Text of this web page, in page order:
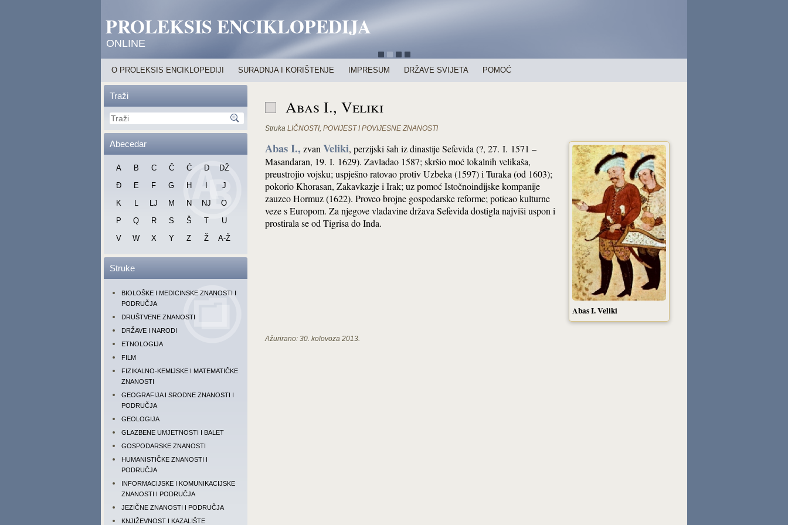
PROLEKSIS ENCIKLOPEDIJA
ONLINE
O PROLEKSIS ENCIKLOPEDIJI SURADNJA I KORIŠTENJE IMPRESUM DRŽAVE SVIJETA POMOĆ
Traži
Abecedar
A B C Č Ć D
DŽ
Đ
E F G H
J
K
L LJ M N NJ
O
P
Q R S Š T
U
V
W X Y Z Ž A-Ž
Struke
BIOLOŠKE I MEDICINSKE ZNANOSTI I
PODRUČJA
DRUŠTVENE ZNANOSTI
DRŽAVE I NARODI
ETNOLOGIJA
FILM
FIZIKALNO-KEMIJSKE I MATEMATIČKE
ZNANOSTI
GEOGRAFIJA I SRODNE ZNANOSTI I
PODRUČJA
GEOLOGIJA
GLAZBENE UMJETNOSTI I BALET
GOSPODARSKE ZNANOSTI
HUMANISTIČKE ZNANOSTI I
PODRUČJA
INFORMACIJSKE I KOMUNIKACIJSKE
ZNANOSTI I PODRUČJA
JEZIČNE ZNANOSTI I PODRUČJA
KNJIŽEVNOST I KAZALIŠTE
Abas I., Veliki
Struka LIČNOSTI, POVIJEST I POVIJESNE ZNANOSTI
Abas I. Veliki
Abas I., zvan Veliki, perzijski šah iz dinastije Sefevida (?, 27. I. 1571 –
Masandaran, 19. I. 1629). Zavladao 1587; skršio moć lokalnih velikaša,
preustrojio vojsku; uspješno ratovao protiv Uzbeka (1597) i Turaka (od 1603);
pokorio Khorasan, Zakavkazje i Irak; uz pomoć Istočnoindijske kompanije
zauzeo Hormuz (1622). Proveo brojne gospodarske reforme; poticao kulturne
veze s Europom. Za njegove vladavine država Sefevida dostigla najviši uspon i
prostirala se od Tigrisa do Inda.
Ažurirano: 30. kolovoza 2013.